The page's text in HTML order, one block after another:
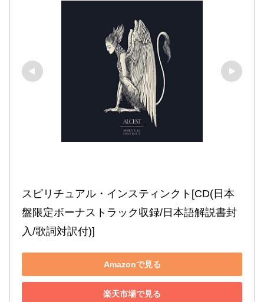
スピリチュアル・インスティンクト[CD(日本
盤限定ボーナストラック収録/日本語解説書封
入/歌詞対訳付)]
Amazonで見る
楽天市場で見る